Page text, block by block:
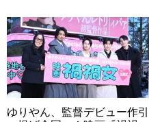
ゆりやん、監督デビュー作引